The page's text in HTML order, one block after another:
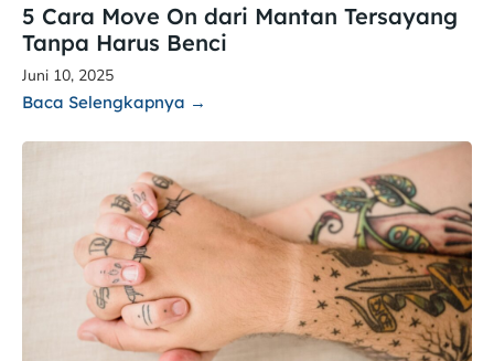
5 Cara Move On dari Mantan Tersayang
Tanpa Harus Benci
Juni 10, 2025
Baca Selengkapnya →